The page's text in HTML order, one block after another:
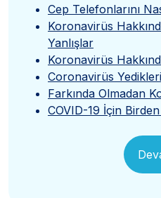
Cep Telefonlarını
Koronavirüs
Yanlışlar
Koronavirüs
Coronavirüs
Farkında Olmadan
COVID-19 İçin